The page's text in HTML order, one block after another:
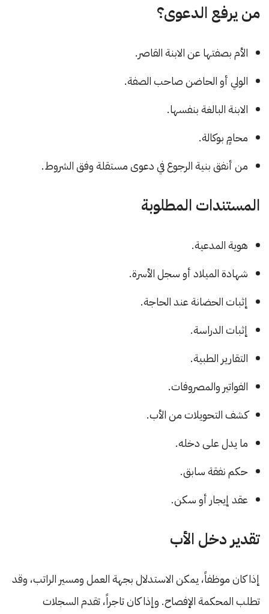
من يرفع الدعوى؟
الأم بصفتها عن الابنة القاصر.
الولي أو الحاضن صاحب الصفة.
الابنة البالغة بنفسها.
محامٍ بوكالة.
من أنفق بنية الرجوع في دعوى مستقلة وفق الشروط.
المستندات المطلوبة
هوية المدعية.
شهادة الميلاد أو سجل الأسرة.
إثبات الحضانة عند الحاجة.
إثبات الدراسة.
التقارير الطبية.
الفواتير والمصروفات.
كشف التحويلات من الأب.
ما يدل على دخله.
حكم نفقة سابق.
عقد إيجار أو سكن.
تقدير دخل الأب
إذا كان موظفاً، يمكن الاستدلال بجهة العمل ومسير الراتب، وقد
تطلب المحكمة الإفصاح. وإذا كان تاجراً، تقدم السجلات